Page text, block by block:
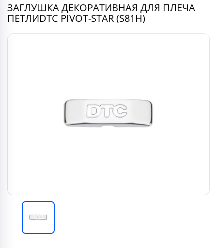
ЗАГЛУШКА ДЕКОРАТИВНАЯ ДЛЯ ПЛЕЧА
ПЕТЛИDTC PIVOT-STAR (S81H)